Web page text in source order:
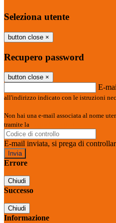
Seleziona utente
button close ×
Recupero password
button close ×
E-
all'indirizzo indicato con le istruzioni
Non hai una e-mail associata al nome
tramite la
E-mail inviata, si prega di
Errore
Chiudi
Successo
Chiudi
Informazione